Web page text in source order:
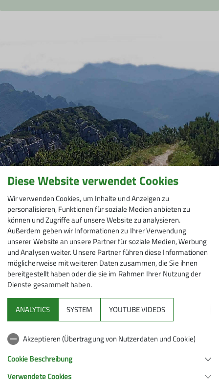
Gemeinschaftserlebnis stehen hier im
Vordergrund.
Mitmachen
Klettern
Service
Diese Website verwendet Cookies
Wir verwenden Cookies, um Inhalte und Anzeigen zu
personalisieren, Funktionen für soziale Medien anbieten zu
können und Zugriffe auf unsere Website zu analysieren.
Außerdem geben wir Informationen zu Ihrer Verwendung
unserer Website an unsere Partner für soziale Medien, Werbung
und Analysen weiter. Unsere Partner führen diese Informationen
möglicherweise mit weiteren Daten zusammen, die Sie ihnen
bereitgestellt haben oder die sie im Rahmen Ihrer Nutzung der
Dienste gesammelt haben.
ANALYTICS SYSTEM YOUTUBE VIDEOS
Akzeptieren (Übertragung von Nutzerdaten und Cookie)
Cookie Beschreibung
Verwendete Cookies